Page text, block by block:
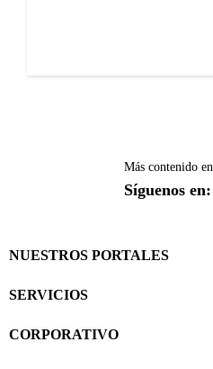
Más contenido en
Síguenos en:
NUESTROS PORTALES
SERVICIOS
CORPORATIVO